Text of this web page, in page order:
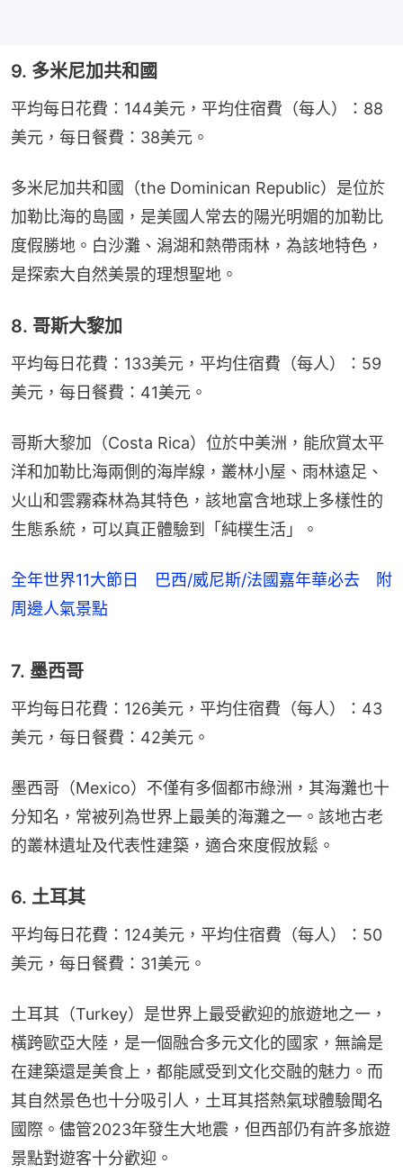
9. 多米尼加共和國
平均每日花費：144美元，平均住宿費（每人）：88
美元，每日餐費：38美元。
多米尼加共和國（the Dominican Republic）是位於
加勒比海的島國，是美國人常去的陽光明媚的加勒比
度假勝地。白沙灘、潟湖和熱帶雨林，為該地特色，
是探索大自然美景的理想聖地。
8. 哥斯大黎加
平均每日花費：133美元，平均住宿費（每人）：59
美元，每日餐費：41美元。
哥斯大黎加（Costa Rica）位於中美洲，能欣賞太平
洋和加勒比海兩側的海岸線，叢林小屋、雨林遠足、
火山和雲霧森林為其特色，該地富含地球上多樣性的
生態系統，可以真正體驗到「純樸生活」。
全年世界11大節日 巴西/威尼斯/法國嘉年華必去 附
周邊人氣景點
7. 墨西哥
平均每日花費：126美元，平均住宿費（每人）：43
美元，每日餐費：42美元。
墨西哥（Mexico）不僅有多個都市綠洲，其海灘也十
分知名，常被列為世界上最美的海灘之一。該地古老
的叢林遺址及代表性建築，適合來度假放鬆。
6. 土耳其
平均每日花費：124美元，平均住宿費（每人）：50
美元，每日餐費：31美元。
土耳其（Turkey）是世界上最受歡迎的旅遊地之一，
橫跨歐亞大陸，是一個融合多元文化的國家，無論是
在建築還是美食上，都能感受到文化交融的魅力。而
其自然景色也十分吸引人，土耳其搭熱氣球體驗聞名
國際。儘管2023年發生大地震，但西部仍有許多旅遊
景點對遊客十分歡迎。